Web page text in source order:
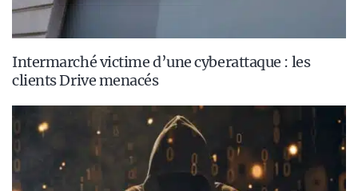
Intermarché victime d’une cyberattaque : les
clients Drive menacés